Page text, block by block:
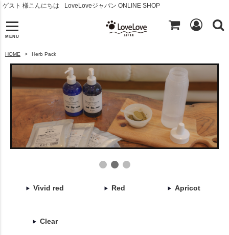
LoveLoveジャパン ONLINE SHOP
ゲスト 様こんにちは
MENU
HOME Herb Pack
Vivid red Red Apricot
Clear